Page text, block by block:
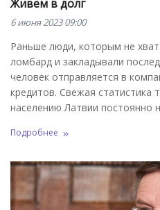
Живем в долг
6 июня 2023 09:00
Раньше люди, которым не
ломбард и закладывали
человек отправляется в
кредитов. Свежая статистика
населению Латвии постоянно
Подробнее